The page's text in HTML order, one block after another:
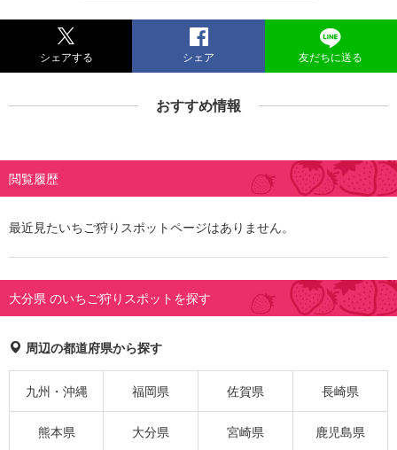
シェアする シェア 友だちに送る
おすすめ情報
閲覧履歴
最近見たいちご狩りスポットページはありません。
大分県 のいちご狩りスポットを探す
周辺の都道府県から探す
九州・沖縄 福岡県 佐賀県 長崎県
熊本県 大分県 宮崎県 鹿児島県